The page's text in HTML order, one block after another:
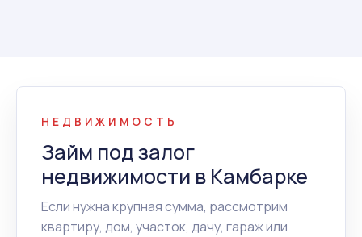
НЕДВИЖИМОСТЬ
Займ под залог
недвижимости в Камбарке
Если нужна крупная сумма, рассмотрим
квартиру, дом, участок, дачу, гараж или